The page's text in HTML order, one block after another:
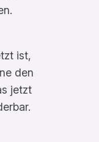
ist,
den
jetzt